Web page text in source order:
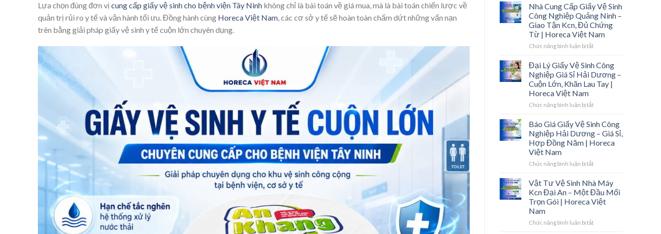
Lựa chọn đúng đơn vị cung cấp giấy vệ sinh cho bệnh viện Tây Ninh không chỉ là bài toán về giá mua, mà là bài toán chiến lược về
quản trị rủi ro y tế và vận hành tối ưu. Đồng hành cùng Horeca Việt Nam, các cơ sở y tế sẽ hoàn toàn chấm dứt những vấn nạn
trên bằng giải pháp giấy vệ sinh y tế cuộn lớn chuyên dụng.
Nhà Cung Cấp Giấy Vệ Sinh
Công Nghiệp Quảng Ninh –
Giao Tận Kcn, Đủ Chứng
Từ | Horeca Việt Nam
Chức năng bình luận bị tắtở
Cung
Giấy
Vệ
Công
Quảng
Ninh
–
Giao
Kcn,
Từ
|
Horeca
Nam
Đại Lý Giấy Vệ Sinh Công
Nghiệp Giá Sỉ Hải Dương –
Cuộn Lớn, Khăn Lau Tay |
Horeca Việt Nam
Chức năng bình luận bị tắtở
Lý
Vệ
Sinh
Nghiệp
Sỉ
Hải
Dương
–
Lớn,
Báo Giá Giấy Vệ Sinh Công
Nghiệp Hải Dương – Giá Sỉ,
Hợp Đồng Năm | Horeca
Việt Nam
Chức năng bình luận bị tắtở
Giá
Giấy
Vệ
Sinh
Nghiệp
Vật Tư Vệ Sinh Nhà Máy
Kcn Đại An – Một Đầu Mối
Trọn Gói | Horeca Việt
Nam
Chức năng bình luận bị tắtở